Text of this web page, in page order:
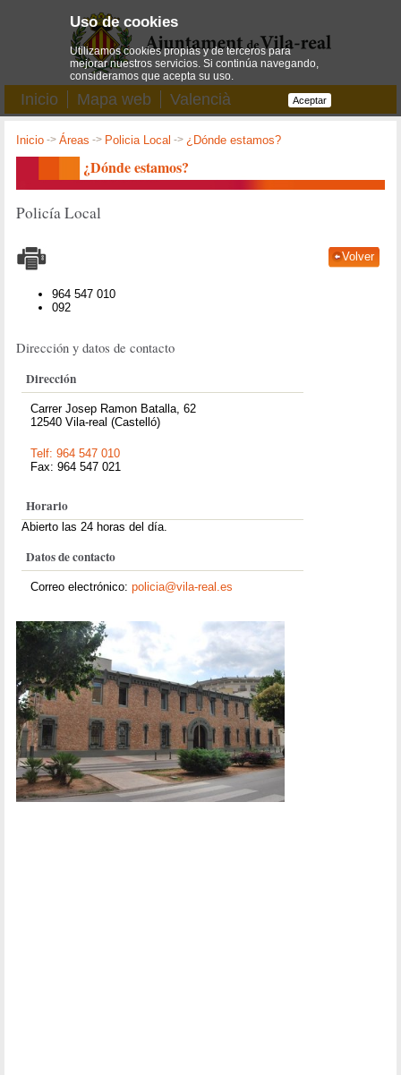
Inicio Mapa web Valencià
Inicio ->Áreas -> Policia Local -> ¿Dónde estamos?
¿Dónde estamos?
Policía Local
Volver
964 547 010
092
Dirección y datos de contacto
Dirección
Carrer Josep Ramon Batalla, 62
12540 Vila-real (Castelló)
Telf: 964 547 010
Fax: 964 547 021
Horario
Abierto las 24 horas del día.
Datos de contacto
Correo electrónico:policia@vila-real.es
Uso de cookies
Utilizamos cookies propias y de terceros para
mejorar nuestros servicios. Si continúa navegando,
consideramos que acepta su uso.
Aceptar